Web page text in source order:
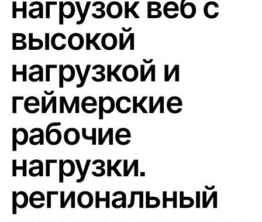
высокой
нагрузкой и
геймерские
рабочие
нагрузки.
региональный